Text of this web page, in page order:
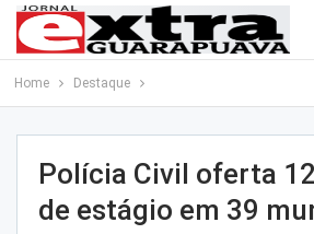
Home Destaque
Polícia Civil oferta
de estágio em 39